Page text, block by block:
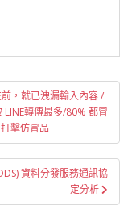
，就已洩漏輸入內容 /
轉傳最多/80% 都冒
擊仿冒品
資料分發服務通訊協
定分析